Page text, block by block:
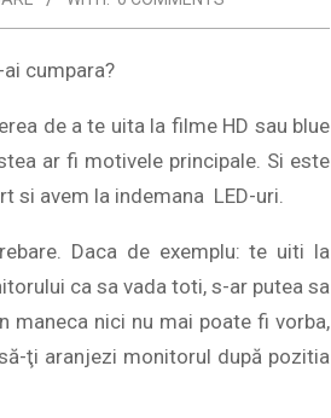
cumpara?
de a te uita la filme HD sau blue
ar fi motivele principale. Si este
si avem la indemana LED-uri.
Daca de exemplu: te uiti la
ca sa vada toti, s-ar putea sa
maneca nici nu mai poate fi vorba,
ţi aranjezi monitorul după pozitia